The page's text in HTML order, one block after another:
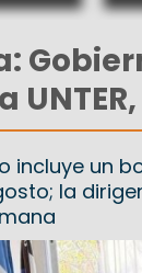
incluye un
la